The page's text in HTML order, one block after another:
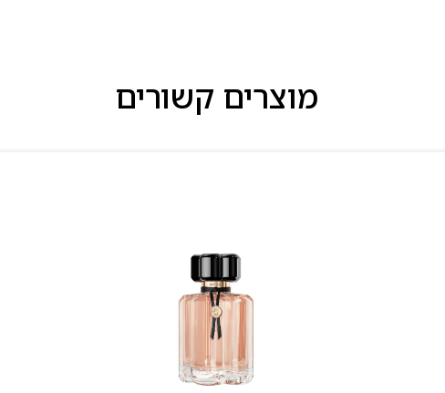
מוצרים קשורים